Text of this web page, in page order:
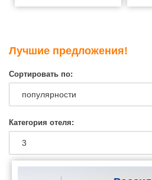
Лучшие предложения!
Сортировать по:
Категория отеля: